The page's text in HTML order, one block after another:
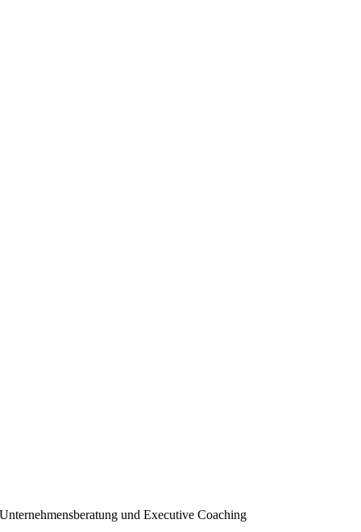
Unternehmensberatung und Executive Coaching